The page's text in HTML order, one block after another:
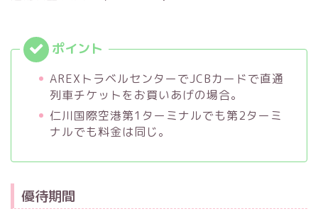
AREXトラベルセンターでJCBカードで直通
列車チケットをお買いあげの場合。
仁川国際空港第1ターミナルでも第2ターミ
ナルでも料金は同じ。
優待期間